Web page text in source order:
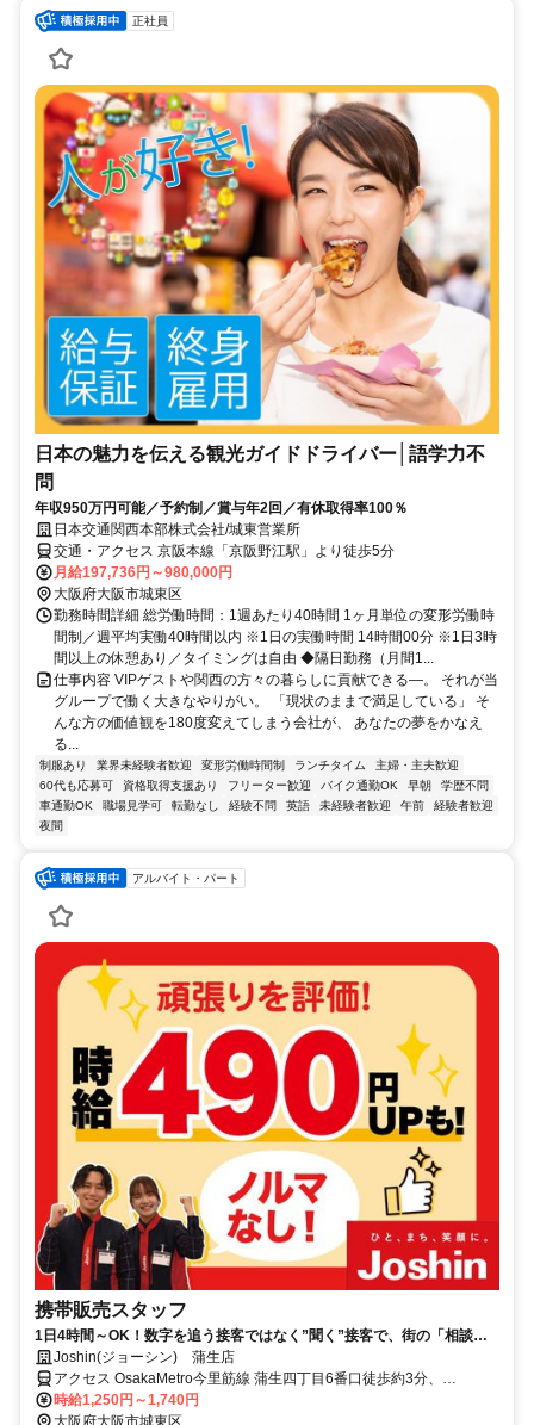
正社員
日本の魅力を伝える観光ガイドドライバー│語学力不
問
年収950万円可能／予約制／賞与年2回／有休取得率100％
日本交通関西本部株式会社/城東営業所
交通・アクセス 京阪本線「京阪野江駅」より徒歩5分
月給197,736円～980,000円
大阪府大阪市城東区
勤務時間詳細 総労働時間：1週あたり40時間 1ヶ月単位の変形労働時
間制／週平均実働40時間以内 ※1日の実働時間 14時間00分 ※1日3時
間以上の休憩あり／タイミングは自由 ◆隔日勤務（月間1...
仕事内容 VIPゲストや関西の方々の暮らしに貢献できる―。 それが当
グループで働く大きなやりがい。 「現状のままで満足している」 そ
んな方の価値観を180度変えてしまう会社が、 あなたの夢をかなえ
る...
制服あり 業界未経験者歓迎 変形労働時間制 ランチタイム
主婦・主夫歓迎
60代も応募可
資格取得支援あり フリーター歓迎 バイク通勤OK 早朝
学歴不問
車通勤OK
職場見学可 転勤なし 経験不問 英語 未経験者歓迎 午前
経験者歓迎
夜間
アルバイト・パート
携帯販売スタッフ
1日4時間～OK！数字を追う接客ではなく”聞く”接客で、街の「相談
役」に♪お得な家電の従業員割引あり◎
Joshin(ジョーシン) 蒲生店
アクセス OsakaMetro今里筋線 蒲生四丁目6番口徒歩約3分、
OsakaMetro長堀鶴見緑地線 蒲生四丁目南改札行エレベータ口徒歩約
4分、京阪本線 野江〔京阪線〕徒歩約10分
時給1,250円～1,740円
大阪府大阪市城東区